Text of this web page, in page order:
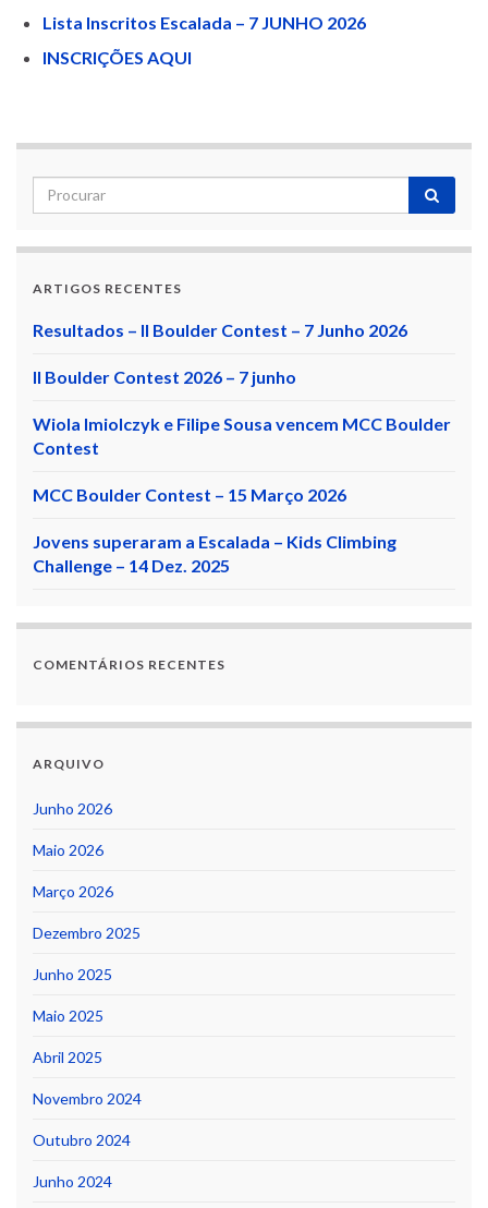
Lista Inscritos Escalada – 7 JUNHO 2026
INSCRIÇÕES AQUI
ARTIGOS RECENTES
Resultados – II Boulder Contest – 7 Junho 2026
II Boulder Contest 2026 – 7 junho
Wiola Imiolczyk e Filipe Sousa vencem MCC Boulder
Contest
MCC Boulder Contest – 15 Março 2026
Jovens superaram a Escalada – Kids Climbing
Challenge – 14 Dez. 2025
COMENTÁRIOS RECENTES
ARQUIVO
Junho 2026
Maio 2026
Março 2026
Dezembro 2025
Junho 2025
Maio 2025
Abril 2025
Novembro 2024
Outubro 2024
Junho 2024